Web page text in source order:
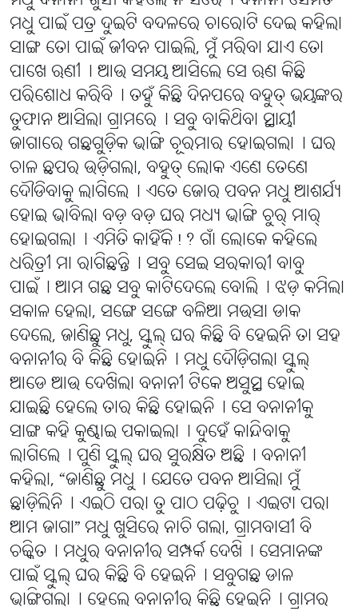
ମଧୁ ପାଇଁ ପତ୍ର ଦୁଇଟି ବଦଳରେ ଚାରୋଟି ଦେଇ କହିଲା
ସାଙ୍ଗ ତୋ ପାଇଁ ଜୀବନ ପାଇଲି, ମୁଁ ମରିବା ଯାଏ ତୋ
ପାଖେ ଋଣୀ୤ ଆଉ ସମୟ ଆସିଲେ ସେ ଋଣ କିଛି
ପରିଶୋଧ କରିବି୤ ତହୁଁ କିଛି ଦିନପରେ ବହୁତ୍ ଭୟଙ୍କର
ତୁଫାନ ଆସିଲା ଗ୍ରାମରେ୤ ସବୁ ବାକିଥିବା ସ୍ଥାୟୀ
ଜାଗାରେ ଗଛଗୁଡ଼ିକ ଭାଙ୍ଗି ଚୂରମାର ହୋଇଗଲା୤ ଘର
ଚାଳ ଛପର ଉଡ଼ିଗଲା, ବହୁତ୍ ଲୋକ ଏଣେ ତେଣେ
ଦୌଡିବାକୁ ଲାଗିଲେ୤ ଏତେ ଜୋର ପବନ ମଧୁ ଆଶର୍ଯ୍ୟ
ହୋଇ ଭାବିଲା ବଡ଼ ବଡ଼ ଘର ମଧ୍ୟ ଭାଙ୍ଗି ଚୁର୍ ମାର୍
ହୋଇଗଲା୤ ଏମିତି କାହିଁକି!? ଗାଁ ଲୋକେ କହିଲେ
ଧରିତ୍ରୀ ମା ରାଗିଛନ୍ତି୤ ସବୁ ସେଇ ସରକାରୀ ବାବୁ
ପାଇଁ୤ ଆମ ଗଛ ସବୁ କାଟିଦେଲେ ବୋଲି୤ ଝଡ଼ କମିଲା
ସକାଳ ହେଲା, ସଙ୍ଗେ ସଙ୍ଗେ ବଳିଆ ମଉସା ଡାକ
ଦେଲେ, ଜାଣିଛୁ ମଧୁ, ସ୍କୁଲ୍ ଘର କିଛି ବି ହେଇନି ତା ସହ
ବନାନୀର ବି କିଛି ହୋଇନି୤ ମଧୁ ଦୌଡ଼ିଗଲା ସ୍କୁଲ୍
ଆଡେ ଆଉ ଦେଖିଲା ବନାନୀ ଟିକେ ଅସୁସ୍ଥ ହୋଇ
ଯାଇଛି ହେଲେ ତାର କିଛି ହୋଇନି୤ ସେ ବନାନୀକୁ
ସାଙ୍ଗ କହି କୁଣ୍ଢାଇ ପକାଇଲା୤ ଦୁହେଁ କାନ୍ଦିବାକୁ
ଲାଗିଲେ୤ ପୁଣି ସ୍କୁଲ୍ ଘର ସୁରକ୍ଷିତ ଅଛି୤ ବନାନୀ
କହିଲା, “ଜାଣିଛୁ ମଧୁ୤ ଯେତେ ପବନ ଆସିଲା ମୁଁ
ଛାଡ଼ିଲିନି୤ ଏଇଠି ପରା ତୁ ପାଠ ପଢ଼ିଚୁ୤ ଏଇଟା ପରା
ଆମ ଜାଗା” ମଧୁ ଖୁସିରେ ନାଚି ଗଲା, ଗ୍ରାମବାସୀ ବି
ଚକ୍କିତ୤ ମଧୁର ବନାନୀର ସମ୍ପର୍କ ଦେଖି୤ ସେମାନଙ୍କ
ପାଇଁ ସ୍କୁଲ୍ ଘର କିଛି ବି ହେଇନି୤ ସବୁଗଛ ଡାଳ
ଭାଙ୍ଗିଗଲା୤ ହେଲେ ବନାନୀର କିଛି ହେଇନି୤ ଗ୍ରାମର